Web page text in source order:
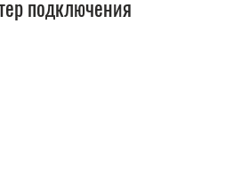
подключения